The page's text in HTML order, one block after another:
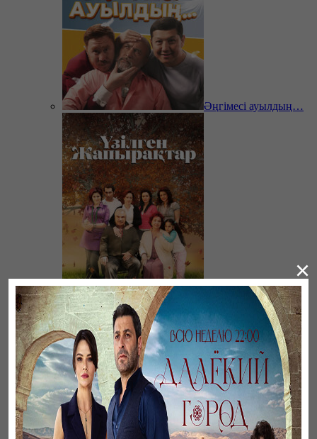
Әңгімесі ауылдың…
Үзілген жапырақтар
×